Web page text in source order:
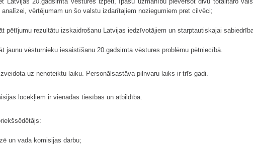
analīzei, vērtējumam un šo valstu izdarītajiem noziegumiem pret cilvēci;
pētījumu rezultātu izskaidrošanu Latvijas iedzīvotājiem un starptautiskajai
jaunu vēsturnieku iesaistīšanu 20.gadsimta vēstures problēmu pētniecībā.
uz nenoteiktu laiku. Personālsastāva pilnvaru laiks ir trīs gadi.
locekļiem ir vienādas tiesības un atbildība.
un vada komisijas darbu;